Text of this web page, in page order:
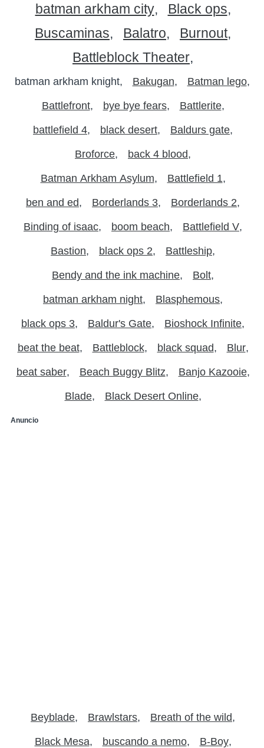
batman arkham city
Black ops
Buscaminas
Balatro
Burnout
Battleblock Theater
batman arkham knight Bakugan Batman lego
Battlefront bye bye fears Battlerite
battlefield 4 black desert Baldurs gate
Broforce back 4 blood
Batman Arkham Asylum Battlefield 1
ben and ed Borderlands 3 Borderlands 2
Binding of isaac boom beach Battlefield V
Bastion black ops 2 Battleship
Bendy and the ink machine Bolt
batman arkham night Blasphemous
black ops 3 Baldur's Gate Bioshock Infinite
beat the beat Battleblock black squad Blur
beat saber Beach Buggy Blitz Banjo Kazooie
Blade Black Desert Online
Anuncio
Beyblade Brawlstars Breath of the wild
Black Mesa buscando a nemo B-Boy